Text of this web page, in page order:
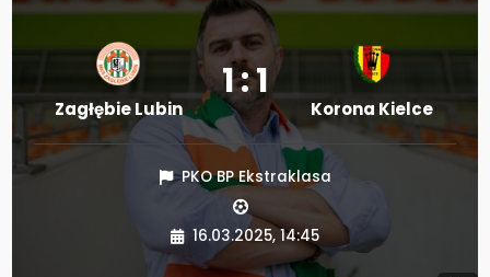
Zagłębie Lubin
1 : 1
Korona Kielce
PKO BP Ekstraklasa
16.03.2025, 14:45